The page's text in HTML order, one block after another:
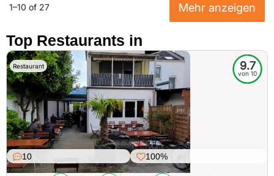
1–10 of 27 Mehr anzeigen
Top Restaurants in
Restaurant 9.7
von 10
10 100%